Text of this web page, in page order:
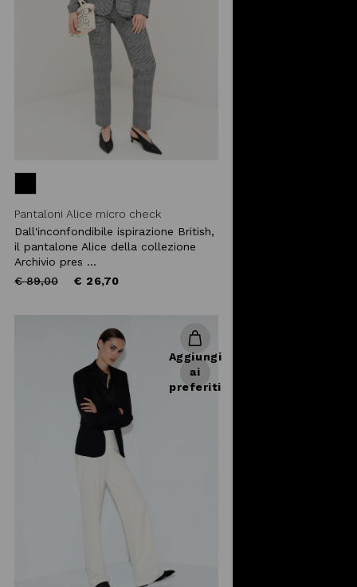
Pantaloni Alice micro check
Dall'inconfondibile ispirazione British,
il pantalone Alice della collezione
Archivio pres ...
Price
€ 89,00to € 26,70
Aggiungi
ai
preferiti